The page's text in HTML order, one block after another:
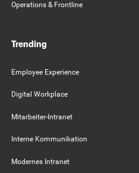
Operations & Frontline
Trending
Employee Experience
Digital Workplace
Mitarbeiter-Intranet
Interne Kommunikation
Modernes Intranet